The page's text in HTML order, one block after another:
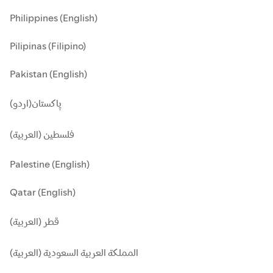
Philippines (English)
Pilipinas (Filipino)
Pakistan (English)
پاکستان(اردو)
فلسطين (العربية)
Palestine (English)
Qatar (English)
قطر (العربية)
المملكة العربية السعودية (العربية)